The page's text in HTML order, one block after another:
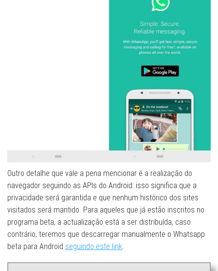
Outro detalhe que vale a pena mencionar é a realização do
navegador seguindo as APIs do Android: isso significa que a
privacidade será garantida e que nenhum histórico dos sites
visitados será mantido. Para aqueles que já estão inscritos no
programa beta, a actualização está a ser distribuída, caso
contrário, teremos que descarregar manualmente o Whatsapp
beta para Android seguindo este link.